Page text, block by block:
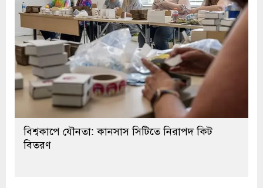
বিশ্বকাপে যৌনতা: কানসাস সিটিতে নিরাপদ কিট
বিতরণ